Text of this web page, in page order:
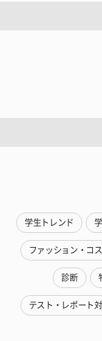
学生トレンド
ファッション・コ
診断
テスト・レポート